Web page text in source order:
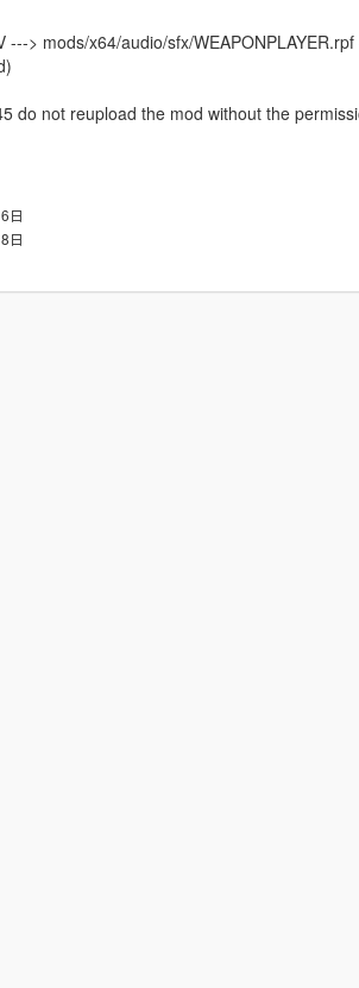
---> mods/x64/audio/sfx/
do not reupload the mod without the
日
日